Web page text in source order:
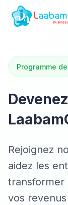
Programme
Rejoignez
aidez les
transformer
vos